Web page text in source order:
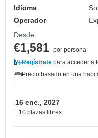
Idioma
Operador
Desde
€1,581 por persona
Regístrate para acceder a
Precio basado en una
16 ene., 2027
+10 plazas libres